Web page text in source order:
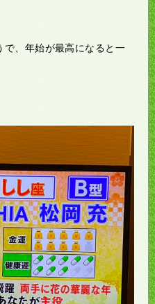
で、年始が最高になると一